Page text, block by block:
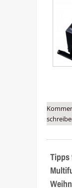
Tipps